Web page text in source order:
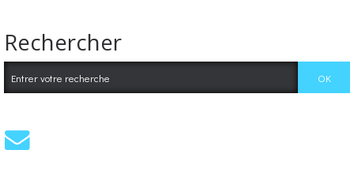
Rechercher